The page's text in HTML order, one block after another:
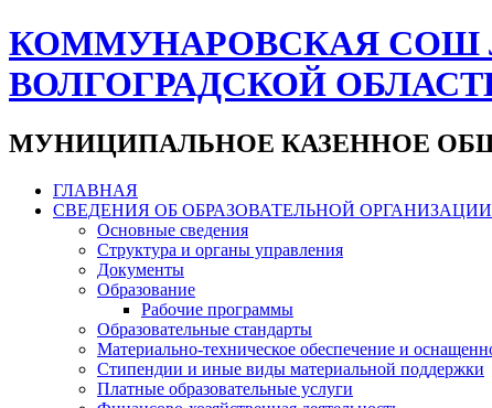
КОММУНАРОВСКАЯ СОШ
ВОЛГОГРАДСКОЙ
МУНИЦИПАЛЬНОЕ КАЗЕННОЕ
ГЛАВНАЯ
СВЕДЕНИЯ ОБ ОБРАЗОВАТЕЛЬНОЙ ОРГАНИЗАЦИИ
Основные сведения
Структура и органы управления
Документы
Образование
Рабочие программы
Образовательные стандарты
Материально-техническое обеспечение и
Стипендии и иные виды материальной поддержки
Платные образовательные услуги